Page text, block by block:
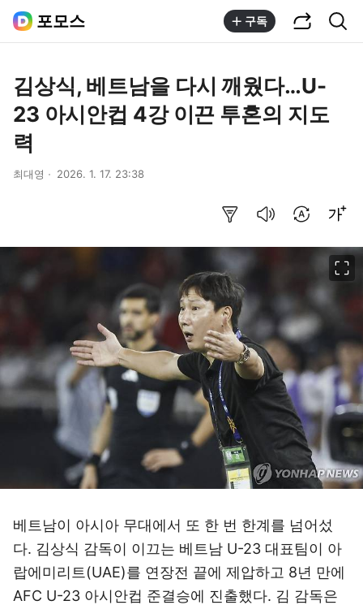
포모스 구독
김상식, 베트남을 다시 깨웠다…U-
23 아시안컵 4강 이끈 투혼의 지도
력
최대영 2026. 1. 17. 23:38
베트남이 아시아 무대에서 또 한 번 한계를 넘어섰
다. 김상식 감독이 이끄는 베트남 U-23 대표팀이 아
랍에미리트(UAE)를 연장전 끝에 제압하고 8년 만에
AFC U-23 아시안컵 준결승에 진출했다. 김 감독은